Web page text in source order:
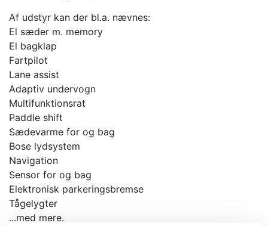
Af udstyr kan der bl.a. nævnes:
El sæder m. memory
El bagklap
Fartpilot
Lane assist
Adaptiv undervogn
Multifunktionsrat
Paddle shift
Sædevarme for og bag
Bose lydsystem
Navigation
Sensor for og bag
Elektronisk parkeringsbremse
Tågelygter
...med mere.